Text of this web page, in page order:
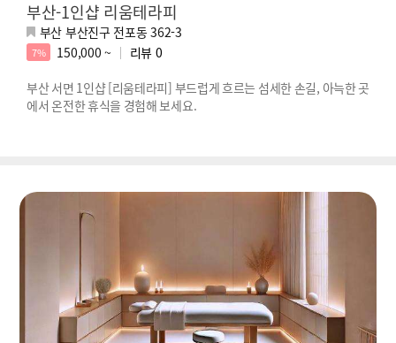
부산-1인샵 리움테라피
부산 부산진구 전포동 362-3
7% 150,000 ~ 리뷰 0
부산 서면 1인샵 [리움테라피] 부드럽게 흐르는 섬세한 손길, 아늑한 곳
에서 온전한 휴식을 경험해 보세요.